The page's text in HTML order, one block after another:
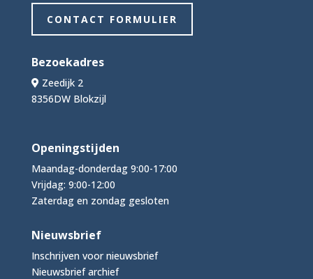
CONTACT FORMULIER
Bezoekadres
Zeedijk 2
8356DW Blokzijl
Openingstijden
Maandag-donderdag 9:00-17:00
Vrijdag: 9:00-12:00
Zaterdag en zondag gesloten
Nieuwsbrief
Inschrijven voor nieuwsbrief
Nieuwsbrief archief